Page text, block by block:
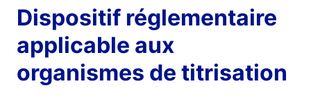
Dispositif réglementaire
applicable aux
organismes de titrisation